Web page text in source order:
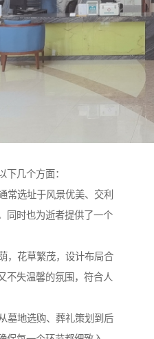
下几个方面：
常选址于风景优美、交利
同时也为逝者提供了一个
，花草繁茂，设计布局合
不失温馨的氛围，符合人
墓地选购、葬礼策划到后